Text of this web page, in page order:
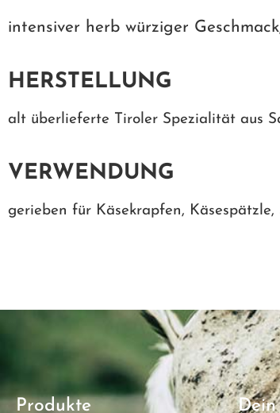
intensiver herb würziger
HERSTELLUNG
alt überlieferte Tiroler Spezialität aus
VERWENDUNG
gerieben für Käsekrapfen, Käsespätzle,
Produkte Dein